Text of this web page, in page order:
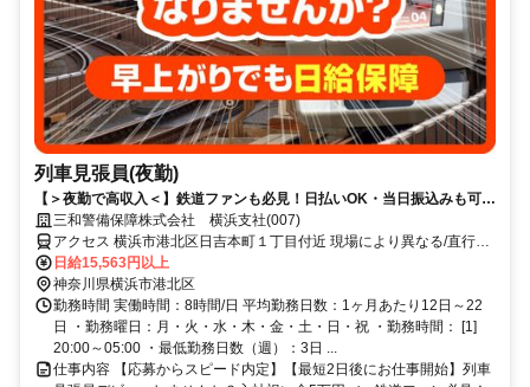
列車見張員(夜勤)
【＞夜勤で高収入＜】鉄道ファンも必見！日払いOK・当日振込みも可能
♪
三和警備保障株式会社 横浜支社(007)
アクセス 横浜市港北区日吉本町１丁目付近 現場により異なる/直行直
帰/勤務地相談可 ■週3日～■電話面接
日給15,563円以上
神奈川県横浜市港北区
勤務時間 実働時間：8時間/日 平均勤務日数：1ヶ月あたり12日～22
日 ・勤務曜日：月・火・水・木・金・土・日・祝 ・勤務時間： [1]
20:00～05:00 ・最低勤務日数（週）：3日 ...
仕事内容 【応募からスピード内定】【最短2日後にお仕事開始】列車